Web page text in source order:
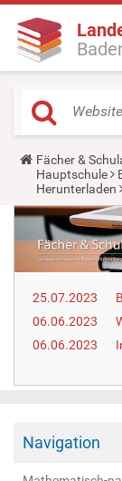
Y
o
u
a
r
h
e
r
:
Fächer &
Hauptschule
Herunterladen
25.07.2023
06.06.2023
06.06.2023
Navigation